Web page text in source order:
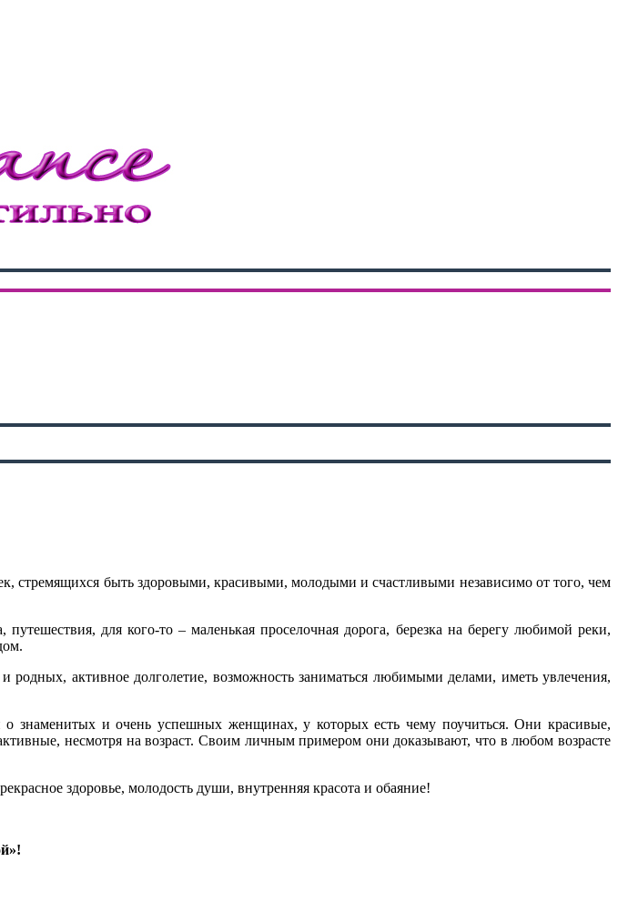
стремящихся быть здоровыми, красивыми, молодыми и счастливыми независимо от того, чем
для кого-то – маленькая проселочная дорога, березка на берегу любимой реки,
активное долголетие, возможность заниматься любимыми делами, иметь увлечения,
знаменитых и очень успешных женщинах, у которых есть чему поучиться. Они красивые,
несмотря на возраст. Своим личным примером они доказывают, что в любом возрасте
здоровье, молодость души, внутренняя красота и обаяние!